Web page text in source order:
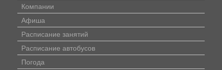
Компании
Афиша
Расписание занятий
Расписание автобусов
Погода